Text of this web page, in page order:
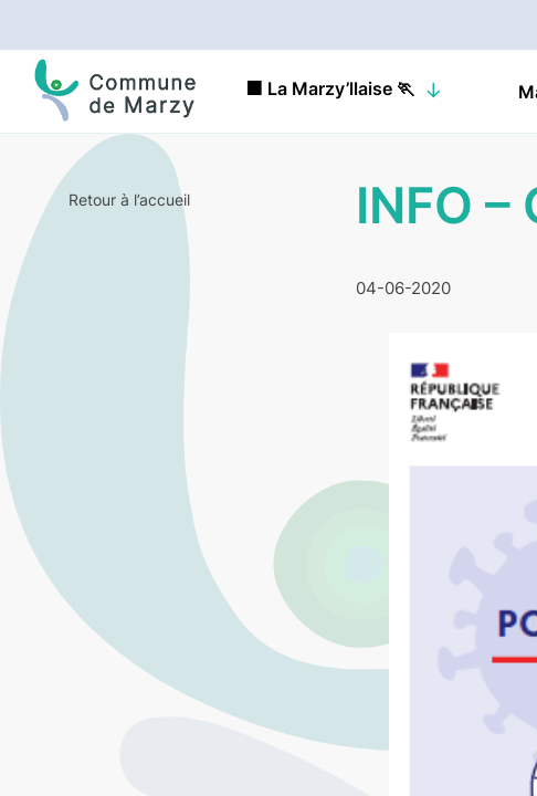
🟧 La Marzy’llaise 🏃
Retour à l’accueil INFO –
04-06-2020